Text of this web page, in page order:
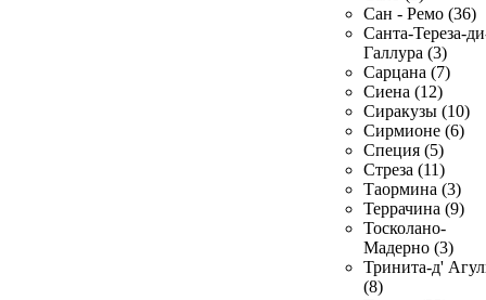
Сан - Ремо (36)
Санта-Тереза-
Галлура (3)
Сарцана (7)
Сиена (12)
Сиракузы (10)
Сирмионе (6)
Специя (5)
Стреза (11)
Таормина (3)
Террачина (9)
Тосколано-
Мадерно (3)
Тринита-д'
(8)